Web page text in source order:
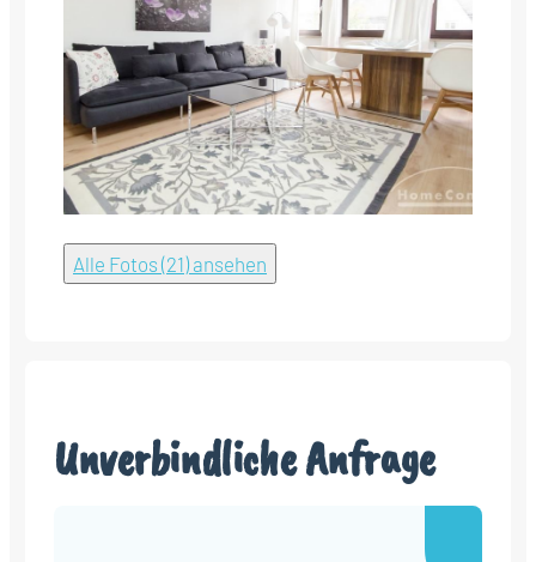
Alle Fotos (21) ansehen
Unverbindliche Anfrage